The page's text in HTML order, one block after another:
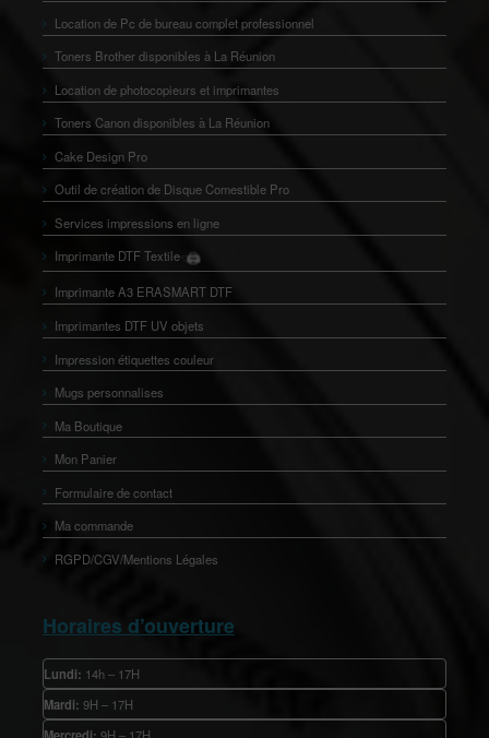
Location de Pc de bureau complet professionnel
Toners Brother disponibles à La Réunion
Location de photocopieurs et imprimantes
Toners Canon disponibles à La Réunion
Cake Design Pro
Outil de création de Disque Comestible Pro
Services impressions en ligne
Imprimante DTF Textile 🖨️
👕
Imprimante A3 ERASMART DTF
Imprimantes DTF UV objets
Impression étiquettes couleur
Mugs personnalises
Ma Boutique
Mon Panier
Formulaire de contact
Ma commande
RGPD/CGV/Mentions Légales
Horaires d’ouverture
Lundi: 14h – 17H
Mardi: 9H – 17H
Mercredi: 9H – 17H